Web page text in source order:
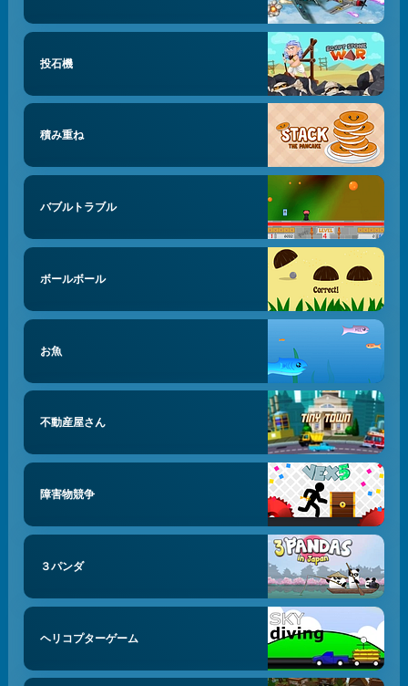
投石機
積み重ね
バブルトラブル
ボールボール
お魚
不動産屋さん
障害物競争
３パンダ
ヘリコプターゲーム